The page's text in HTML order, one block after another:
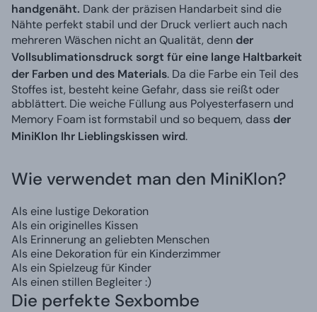
handgenäht. Dank der präzisen Handarbeit sind die
Nähte perfekt stabil und der Druck verliert auch nach
mehreren Wäschen nicht an Qualität, denn der
Vollsublimationsdruck sorgt für eine lange Haltbarkeit
der Farben und des Materials. Da die Farbe ein Teil des
Stoffes ist, besteht keine Gefahr, dass sie reißt oder
abblättert. Die weiche Füllung aus Polyesterfasern und
Memory Foam ist formstabil und so bequem, dass der
MiniKlon Ihr Lieblingskissen wird.
Wie verwendet man den MiniKlon?
Als eine lustige Dekoration
Als ein originelles Kissen
Als Erinnerung an geliebten Menschen
Als eine Dekoration für ein Kinderzimmer
Als ein Spielzeug für Kinder
Als einen stillen Begleiter :)
Die perfekte Sexbombe